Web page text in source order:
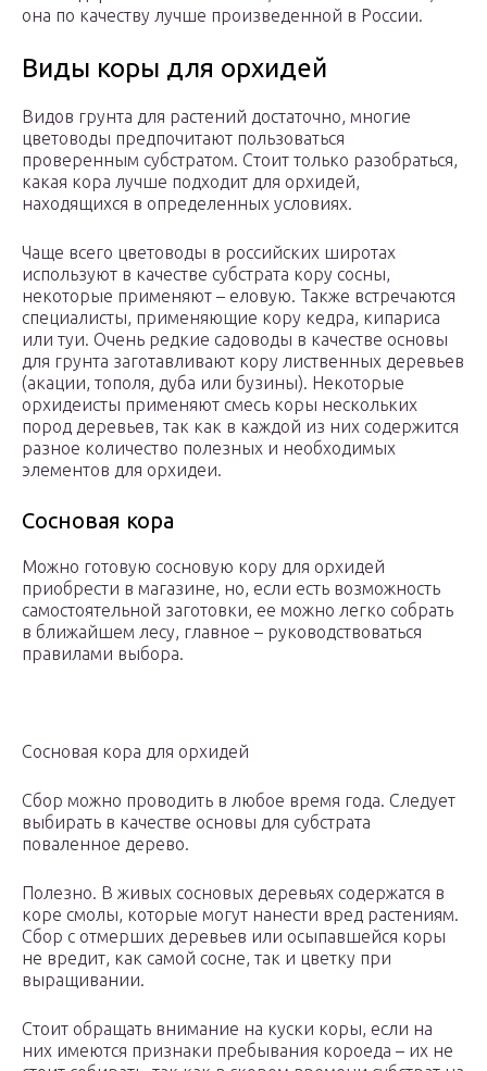
она по качеству лучше произведенной в России.
Виды коры для орхидей
Видов грунта для растений достаточно, многие
цветоводы предпочитают пользоваться
проверенным субстратом. Стоит только разобраться,
какая кора лучше подходит для орхидей,
находящихся в определенных условиях.
Чаще всего цветоводы в российских широтах
используют в качестве субстрата кору сосны,
некоторые применяют – еловую. Также встречаются
специалисты, применяющие кору кедра, кипариса
или туи. Очень редкие садоводы в качестве основы
для грунта заготавливают кору лиственных деревьев
(акации, тополя, дуба или бузины). Некоторые
орхидеисты применяют смесь коры нескольких
пород деревьев, так как в каждой из них содержится
разное количество полезных и необходимых
элементов для орхидеи.
Сосновая кора
Можно готовую сосновую кору для орхидей
приобрести в магазине, но, если есть возможность
самостоятельной заготовки, ее можно легко собрать
в ближайшем лесу, главное – руководствоваться
правилами выбора.
Сосновая кора для орхидей
Сбор можно проводить в любое время года. Следует
выбирать в качестве основы для субстрата
поваленное дерево.
Полезно. В живых сосновых деревьях содержатся в
коре смолы, которые могут нанести вред растениям.
Сбор с отмерших деревьев или осыпавшейся коры
не вредит, как самой сосне, так и цветку при
выращивании.
Стоит обращать внимание на куски коры, если на
них имеются признаки пребывания короеда – их не